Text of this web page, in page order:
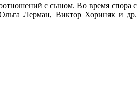
с сыном. Во время спора с
Лерман, Виктор Хориняк и др.